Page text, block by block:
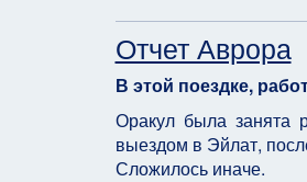
Отчет Аврора
В этой поездке,
Оракул была занята
выездом в Эйлат,
Сложилось иначе.